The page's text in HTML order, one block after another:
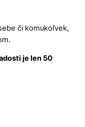
či komukoľvek,
je len 50